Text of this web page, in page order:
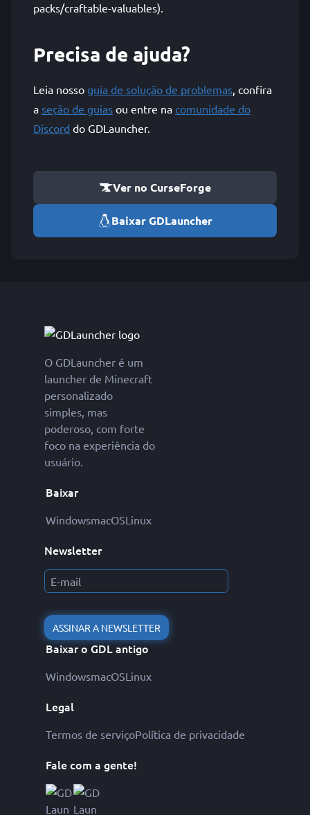
packs/craftable-valuables).
Precisa de ajuda?
Leia nosso guia de solução de problemas, confira
a seção de guias ou entre na comunidade do
Discord do GDLauncher.
Ver no CurseForge
Baixar GDLauncher
O GDLauncher é um
launcher de Minecraft
personalizado
simples, mas
poderoso, com forte
foco na experiência do
usuário.
Baixar
WindowsmacOSLinux
Newsletter
ASSINAR A NEWSLETTER
Baixar o GDL antigo
WindowsmacOSLinux
Legal
Termos de serviçoPolítica de privacidade
Fale com a gente!